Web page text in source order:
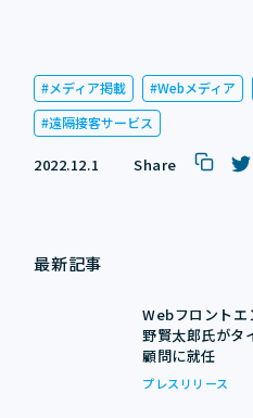
メディア掲載 Webメディア
遠隔接客サービス
2022.12.1 Share
最新記事
Webフロントエ
野賢太郎氏がタ
顧問に就任
プレスリリース